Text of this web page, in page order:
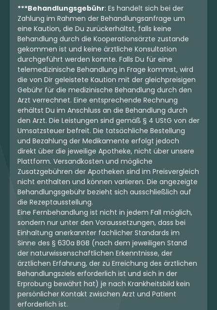
THC:28,8% CBD:1%
5.27 €
THC:32% CBD:
5.64 €
mehr laden
***Behandlungsgebühr: Es handelt sich bei der
Zahlung im Rahmen der Behandlungsanfrage um
eine Kaution, die Du zurückerhältst, falls keine
Behandlung durch die Kooperationsärzte zustande
gekommen ist und keine ärztliche Konsultation
durchgeführt werden konnte. Falls Du für eine
telemedizinische Behandlung in Frage kommst, wird
die von Dir geleistete Kaution mit der gleichpreisigen
Gebühr für die medizinische Behandlung durch den
Arzt verrechnet. Eine entsprechende Rechnung
erhältst Du im Anschluss an die Behandlung durch
den Arzt. Die Leistungen sind gemäß § 4 UStG von der
Umsatzsteuer befreit. Die tatsächliche Bestellung
und Bezahlung der Medikamente erfolgt jedoch
direkt über die jeweilige Apotheke, nicht über unsere
Plattform. Versandkosten und mögliche
Zusatzgebühren der Apotheken sind im Preisvergleich
nicht enthalten und können variieren. Die angezeigte
Behandlungsgebühr bezieht sich ausschließlich auf
die Rezeptausstellung.
Eine Fernbehandlung ist nicht in jedem Fall möglich,
sondern nur unter den Voraussetzungen, dass bei
Einhaltung anerkannter fachlicher Standards im
Sinne des § 630a BGB (nach dem jeweiligen Stand
der naturwissenschaftlichen Erkenntnisse, der
ärztlichen Erfahrung, der zu Erreichung des ärztlichen
Behandlungsziels erforderlich ist und sich in der
Erprobung bewährt hat) je nach Krankheitsbild kein
persönlicher Kontakt zwischen Arzt und Patient
erforderlich ist.